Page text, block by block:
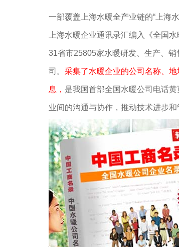
一部覆盖上海水暖全产业链的“上海
上海水暖企业通讯录汇编入《全国
31省市25805家水暖研发、生产、
司。 采集了水暖企业的公司名称、
息， 是我国首部全国水暖公司电话
业间的沟通与协作，推动技术进步和